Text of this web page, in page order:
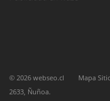
Complete el
para enviarnos un
© 2026 webseo.cl Mapa
2633, Ñuñoa.